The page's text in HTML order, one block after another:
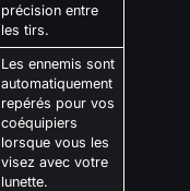
précision entre
les tirs.
Les ennemis sont
automatiquement
repérés pour vos
coéquipiers
lorsque vous les
visez avec votre
lunette.